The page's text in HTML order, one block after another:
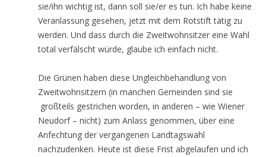
sie/ihn wichtig ist, dann soll sie/er es tun. Ich habe keine
Veranlassung gesehen, jetzt mit dem Rotstift tätig zu
werden. Und dass durch die Zweitwohnsitzer eine Wahl
total verfälscht würde, glaube ich einfach nicht.
Die Grünen haben diese Ungleichbehandlung von
Zweitwohnsitzern (in manchen Gemeinden sind sie
großteils gestrichen worden, in anderen – wie Wiener
Neudorf – nicht) zum Anlass genommen, über eine
Anfechtung der vergangenen Landtagswahl
nachzudenken. Heute ist diese Frist abgelaufen und ich